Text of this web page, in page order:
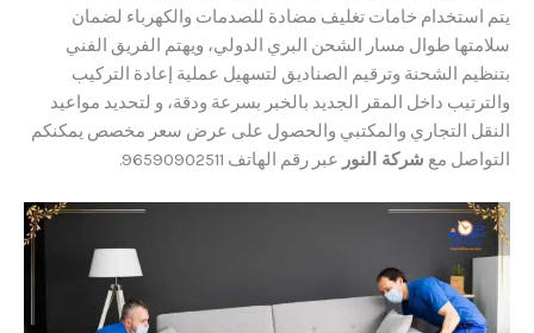
خامات تغليف مضادة للصدمات والكهرباء لضمان
طوال مسار الشحن البري الدولي، ويهتم الفريق الفني
الشحنة وترقيم الصناديق لتسهيل عملية إعادة التركيب
داخل المقر الجديد بالخبر بسرعة ودقة، و لتحديد مواعيد
التجاري والمكتبي والحصول على عرض سعر مخصص يمكنكم
معشركة النورعبر رقم الهاتف 96590902511.